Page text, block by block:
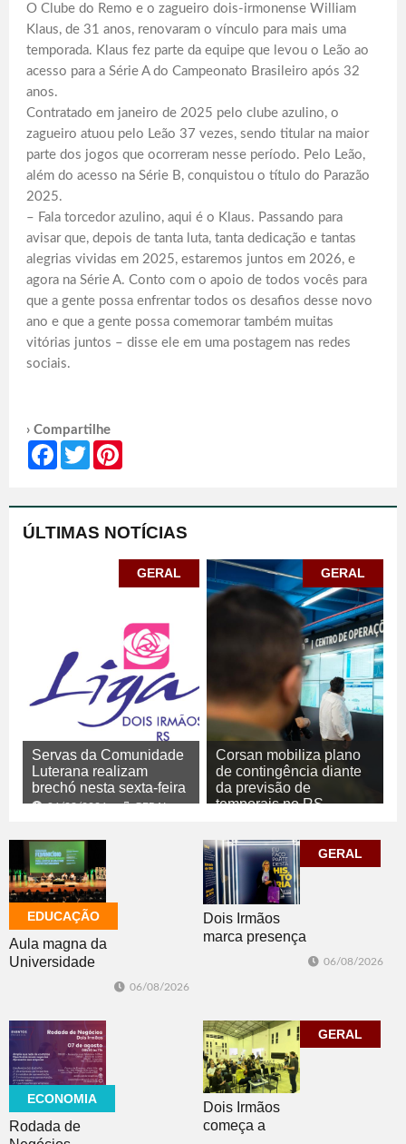
O Clube do Remo e o zagueiro dois-irmonense William
Klaus, de 31 anos, renovaram o vínculo para mais uma
temporada. Klaus fez parte da equipe que levou o Leão ao
acesso para a Série A do Campeonato Brasileiro após 32
anos.
Contratado em janeiro de 2025 pelo clube azulino, o
zagueiro atuou pelo Leão 37 vezes, sendo titular na maior
parte dos jogos que ocorreram nesse período. Pelo Leão,
além do acesso na Série B, conquistou o título do Parazão
2025.
– Fala torcedor azulino, aqui é o Klaus. Passando para
avisar que, depois de tanta luta, tanta dedicação e tantas
alegrias vividas em 2025, estaremos juntos em 2026, e
agora na Série A. Conto com o apoio de todos vocês para
que a gente possa enfrentar todos os desafios desse novo
ano e que a gente possa comemorar também muitas
vitórias juntos – disse ele em uma postagem nas redes
sociais.
› Compartilhe
Facebook
Twitter
ÚLTIMAS NOTÍCIAS
GERAL
Servas da Comunidade
Luterana realizam
brechó nesta sexta-feira
06/08/2026 GERAL
GERAL
Corsan mobiliza plano
de contingência diante
da previsão de
temporais no RS
EDUCAÇÃO
Aula magna da
Universidade
acadêmica em
debate sobre o
feminicídio
06/08/2026
GERAL
Dois Irmãos
marca presença
06/08/2026
ECONOMIA
Rodada de
GERAL
Dois Irmãos
começa a